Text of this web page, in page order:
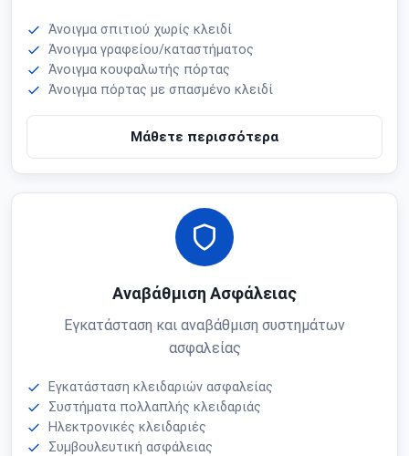
Άνοιγμα σπιτιού χωρίς κλειδί
Άνοιγμα γραφείου/καταστήματος
Άνοιγμα κουφαλωτής πόρτας
Άνοιγμα πόρτας με σπασμένο κλειδί
Μάθετε περισσότερα
Αναβάθμιση Ασφάλειας
Εγκατάσταση και αναβάθμιση συστημάτων
ασφαλείας
Εγκατάσταση κλειδαριών ασφαλείας
Συστήματα πολλαπλής κλειδαριάς
Ηλεκτρονικές κλειδαριές
Συμβουλευτική ασφάλειας